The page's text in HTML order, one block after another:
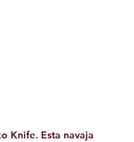
Knife. Esta navaja